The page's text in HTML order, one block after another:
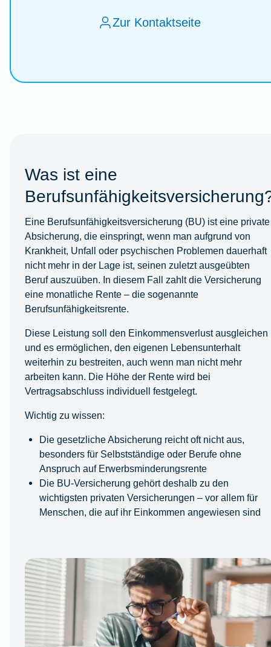
Zur Kontaktseite
Was ist eine
Eine Berufsunfähigkeitsversicherung (BU) ist eine private
Absicherung, die einspringt, wenn man aufgrund von
Krankheit, Unfall oder psychischen Problemen dauerhaft
nicht mehr in der Lage ist, seinen zuletzt ausgeübten
Beruf auszuüben. In diesem Fall zahlt die Versicherung
eine monatliche Rente – die sogenannte
Berufsunfähigkeitsrente.
Diese Leistung soll den Einkommensverlust ausgleichen
und es ermöglichen, den eigenen Lebensunterhalt
weiterhin zu bestreiten, auch wenn man nicht mehr
arbeiten kann. Die Höhe der Rente wird bei
Vertragsabschluss individuell festgelegt.
Wichtig zu wissen:
Die gesetzliche Absicherung reicht oft nicht aus,
besonders für Selbstständige oder Berufe ohne
Anspruch auf Erwerbsminderungsrente
Die BU-Versicherung gehört deshalb zu den
wichtigsten privaten Versicherungen – vor allem für
Menschen, die auf ihr Einkommen angewiesen sind